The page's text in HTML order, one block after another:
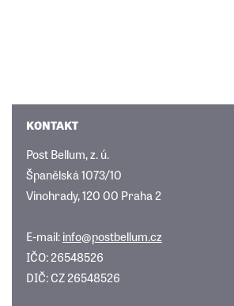
KONTAKT
Post Bellum, z. ú.
Španělská 1073/10
Vinohrady, 120 00 Praha 2
E-mail:info@postbellum.cz
IČO: 26548526
DIČ: CZ 26548526